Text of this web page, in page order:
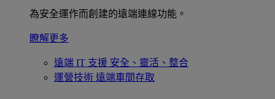
為安全運作而創建的遠端連線功能。
瞭解更多
遠端 IT 支援 安全、靈活、整合
運營技術 遠端車間存取